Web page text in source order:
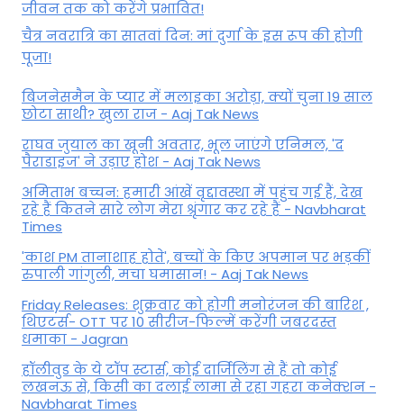
जीवन तक को करेंगे प्रभावित!
चैत्र नवरात्रि का सातवां दिन: मां दुर्गा के इस रूप की होगी
पूजा!
बिजनेसमैन के प्यार में मलाइका अरोड़ा, क्यों चुना 19 साल
छोटा साथी? खुला राज - Aaj Tak News
राघव जुयाल का खूनी अवतार, भूल जाएंगे एनिमल, 'द
पैराडाइज' ने उड़ाए होश - Aaj Tak News
अमिताभ बच्चन: हमारी आंखें वृद्दावस्था में पहुंच गई हैं, देख
रहे हैं कितने सारे लोग मेरा श्रृंगार कर रहे हैं - Navbharat
Times
'काश PM तानाशाह होते', बच्चों के किए अपमान पर भड़कीं
रुपाली गांगुली, मचा घमासान! - Aaj Tak News
Friday Releases: शुक्रवार को होगी मनोरंजन की बारिश ,
थिएटर्स- OTT पर 10 सीरीज-फिल्में करेंगी जबरदस्त
धमाका - Jagran
हॉलीवुड के ये टॉप स्टार्स, कोई दार्जिलिंग से हैं तो कोई
लखनऊ से, किसी का दलाई लामा से रहा गहरा कनेक्शन -
Navbharat Times